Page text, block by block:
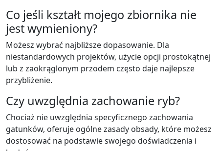
Co jeśli kształt mojego zbiornika nie
jest wymieniony?
Możesz wybrać najbliższe dopasowanie. Dla
niestandardowych projektów, użycie opcji prostokątnej
lub z zaokrąglonym przodem często daje najlepsze
przybliżenie.
Czy uwzględnia zachowanie ryb?
Chociaż nie uwzględnia specyficznego zachowania
gatunków, oferuje ogólne zasady obsady, które możesz
dostosować na podstawie swojego doświadczenia i